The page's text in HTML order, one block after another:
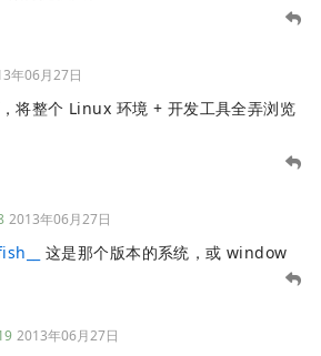
年06月27日
将整个 Linux 环境 + 开发工具全弄浏览
2013年06月27日
这是那个版本的系统，或 window
2013年06月27日